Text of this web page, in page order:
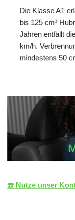
Die Klasse A1
bis 125 cm³
Jahren entfällt
km/h.
mindestens 50
☎️ Nutze unser